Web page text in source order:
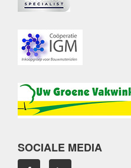
SOCIALE MEDIA